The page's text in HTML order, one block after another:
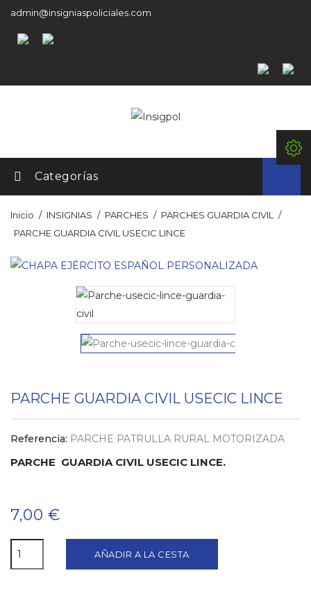
admin@insigniaspoliciales.com
Categorías
Inicio INSIGNIAS PARCHES
PARCHES GUARDIA CIVIL
PARCHE GUARDIA CIVIL USECIC LINCE
PARCHE GUARDIA CIVIL USECIC LINCE
Referencia: PARCHE PATRULLA RURAL MOTORIZADA
PARCHE GUARDIA CIVIL USECIC LINCE.
7,00 €
AÑADIR A LA CESTA